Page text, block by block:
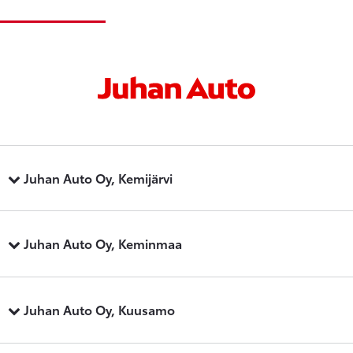
Juhan Auto Oy, Kemijärvi
Juhan Auto Oy, Keminmaa
Juhan Auto Oy, Kuusamo